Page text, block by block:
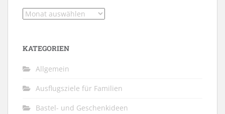
Archiv
KATEGORIEN
Allgemein
Ausflugsziele für Familien
Bastel- und Geschenkideen